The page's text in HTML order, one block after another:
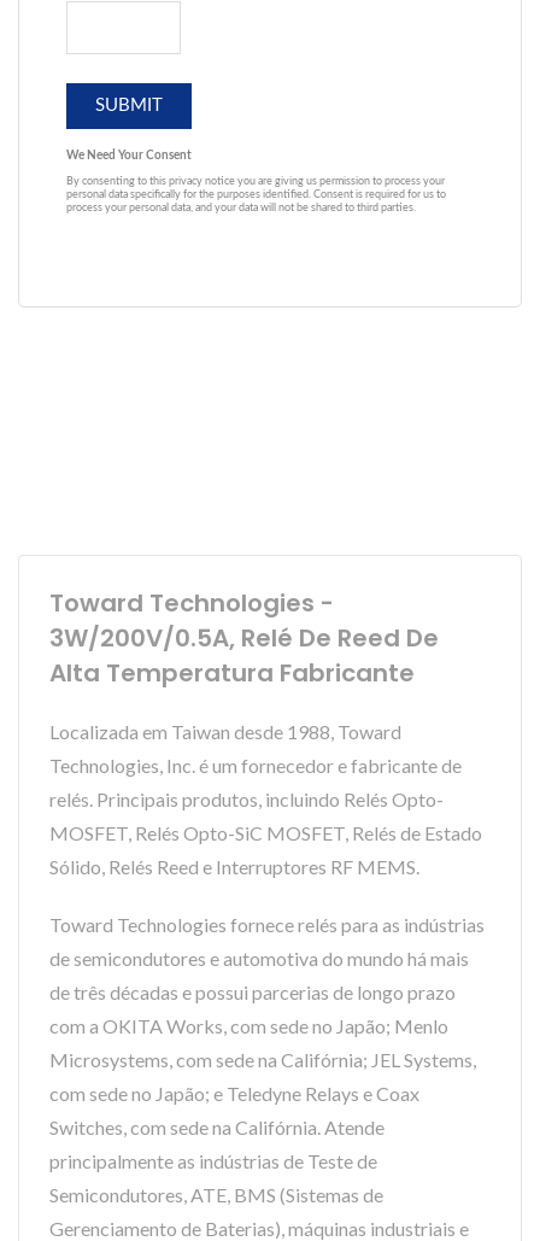
Toward Technologies -
3W/200V/0.5A, Relé De Reed De
Alta Temperatura Fabricante
Localizada em Taiwan desde 1988, Toward
Technologies, Inc. é um fornecedor e fabricante de
relés. Principais produtos, incluindo Relés Opto-
MOSFET, Relés Opto-SiC MOSFET, Relés de Estado
Sólido, Relés Reed e Interruptores RF MEMS.
Toward Technologies fornece relés para as indústrias
de semicondutores e automotiva do mundo há mais
de três décadas e possui parcerias de longo prazo
com a OKITA Works, com sede no Japão; Menlo
Microsystems, com sede na Califórnia; JEL Systems,
com sede no Japão; e Teledyne Relays e Coax
Switches, com sede na Califórnia. Atende
principalmente as indústrias de Teste de
Semicondutores, ATE, BMS (Sistemas de
Gerenciamento de Baterias), máquinas industriais e